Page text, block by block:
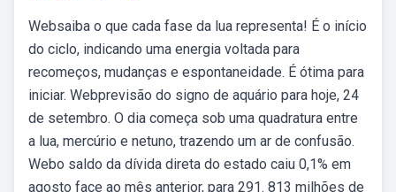
Websaiba o que cada fase da lua representa! É o início
do ciclo, indicando uma energia voltada para
recomeços, mudanças e espontaneidade. É ótima para
iniciar. Webprevisão do signo de aquário para hoje, 24
de setembro. O dia começa sob uma quadratura entre
a lua, mercúrio e netuno, trazendo um ar de confusão.
Webo saldo da dívida direta do estado caiu 0,1% em
agosto face ao mês anterior, para 291. 813 milhões de